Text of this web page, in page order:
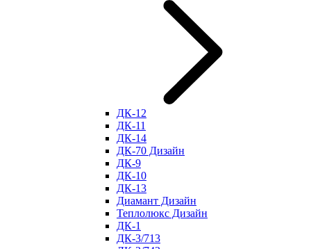
ДК-12
ДК-11
ДК-14
ДК-70 Дизайн
ДК-9
ДК-10
ДК-13
Диамант Дизайн
Теплолюкс Дизайн
ДК-1
ДК-3/713